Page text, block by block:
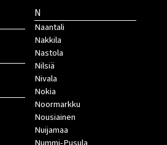
N
Naantali
Nakkila
Nastola
Nilsiä
Nivala
Nokia
Noormarkku
Nousiainen
Nuijamaa